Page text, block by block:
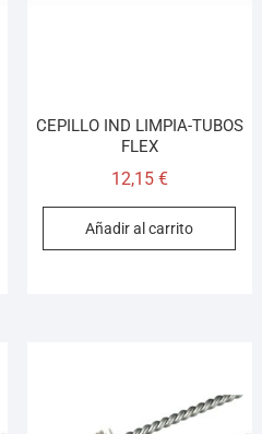
CEPILLO IND LIMPIA-TUBOS
FLEX
12,15 €
Añadir al carrito